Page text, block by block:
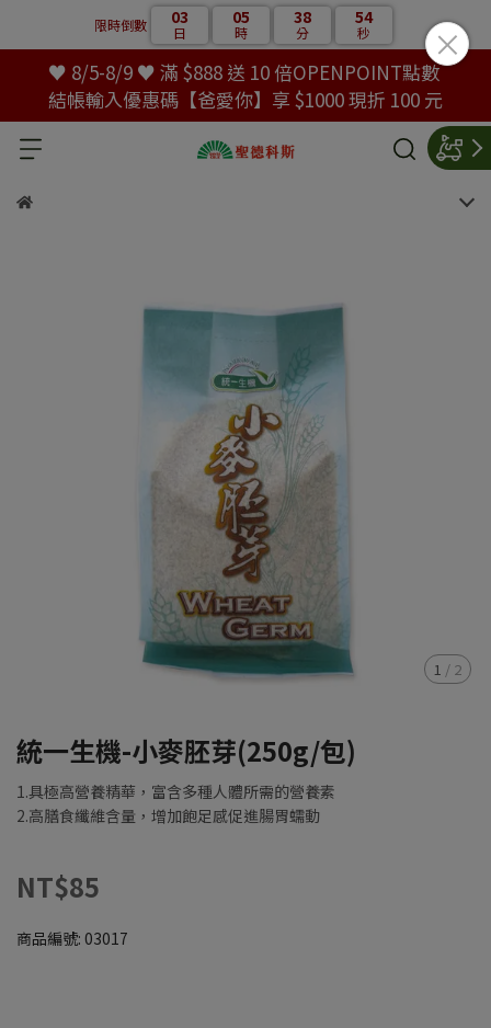
限時倒數 03
日
05
時
38
分
53
秒
♥ 8/5-8/9 ♥ 滿 $888 送 10 倍OPENPOINT點數
結帳輸入優惠碼【爸愛你】享 $1000 現折 100 元
1 / 2
統一生機-小麥胚芽(250g/包)
1.具極高營養精華，富含多種人體所需的營養素
2.高膳食纖維含量，增加飽足感促進腸胃蠕動
NT$85
商品編號: 03017